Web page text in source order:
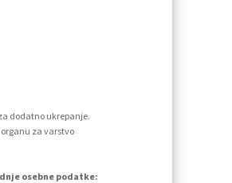
dodatno ukrepanje.
za varstvo
osebne podatke: